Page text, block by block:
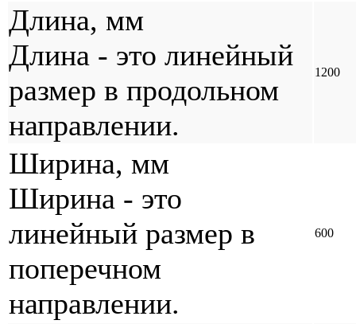
Длина, мм
Длина - это линейный
размер в продольном
направлении.
1200
Ширина, мм
Ширина - это
линейный размер в
поперечном
направлении.
600